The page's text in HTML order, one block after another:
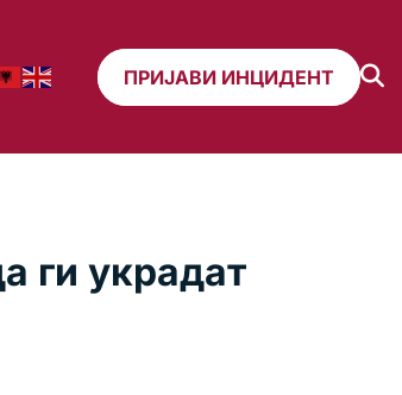
ПРИЈАВИ ИНЦИДЕНТ
ги украдат